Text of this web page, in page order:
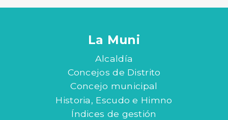
La Muni
Alcaldía
Concejos de Distrito
Concejo municipal
Historia, Escudo e Himno
Índices de gestión